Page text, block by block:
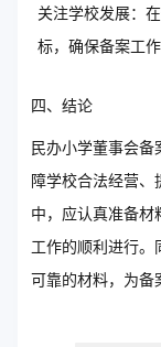
关注学校发展：
标，确保备案工
四、结论
民办小学董事会
障学校合法经营
中，应认真准备
工作的顺利进行。
可靠的材料，为备